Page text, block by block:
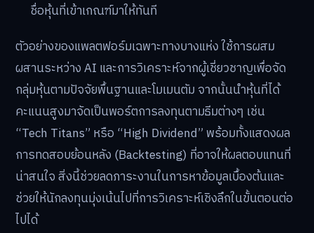
ชื่อหุ้นที่เข้าเกณฑ์มาให้ทันที
ตัวอย่างของแพลตฟอร์มเฉพาะทางบางแห่ง ใช้การผสม
ผสานระหว่าง AI และการวิเคราะห์จากผู้เชี่ยวชาญเพื่อจัด
กลุ่มหุ้นตามปัจจัยพื้นฐานและโมเมนตัม จากนั้นนำหุ้นที่ได้
คะแนนสูงมาจัดเป็นพอร์ตการลงทุนตามธีมต่างๆ เช่น
“Tech Titans” หรือ “High Dividend” พร้อมทั้งแสดงผล
การทดสอบย้อนหลัง (Backtesting) ที่อาจให้ผลตอบแทนที่
น่าสนใจ สิ่งนี้ช่วยลดภาระงานในการหาข้อมูลเบื้องต้นและ
ช่วยให้นักลงทุนมุ่งเน้นไปที่การวิเคราะห์เชิงลึกในขั้นตอนต่อ
ไปได้